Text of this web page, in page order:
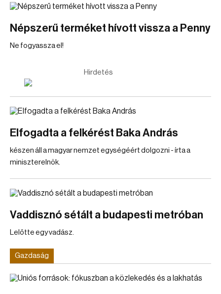
Népszerű terméket hívott vissza a Penny
Ne fogyassza el!
Hirdetés
Elfogadta a felkérést Baka András
készen áll a magyar nemzet egységéért dolgozni - írta a
miniszterelnök.
Vaddisznó sétált a budapesti metróban
Lelőtte egy vadász.
Gazdaság